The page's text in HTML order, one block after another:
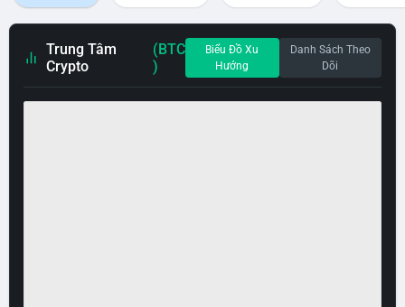
Trung Tâm
Crypto
(BTC
)
Biểu Đồ Xu
Hướng
Danh Sách Theo
Dõi